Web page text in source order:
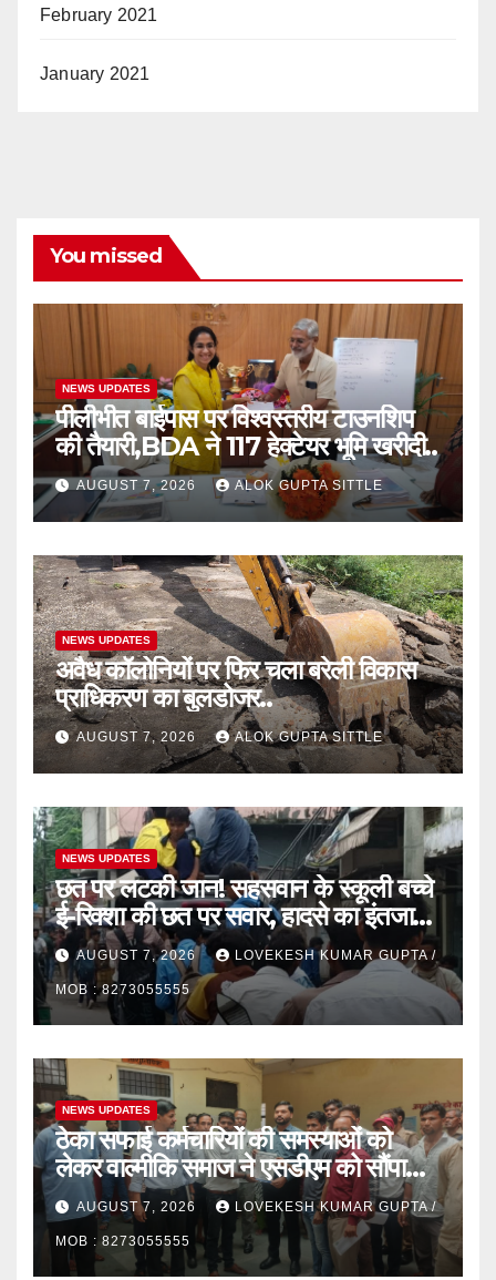
February 2021
January 2021
You missed
NEWS UPDATES
पीलीभीत बाईपास पर विश्वस्तरीय टाउनशिप
की तैयारी,BDA ने 117 हेक्टेयर भूमि खरीदी..
AUGUST 7, 2026 ALOK GUPTA SITTLE
NEWS UPDATES
अवैध कॉलोनियों पर फिर चला बरेली विकास
प्राधिकरण का बुलडोजर..
AUGUST 7, 2026 ALOK GUPTA SITTLE
NEWS UPDATES
छत पर लटकी जान! सहसवान के स्कूली बच्चे
ई-रिक्शा की छत पर सवार, हादसे का इंतजार
कर रहा प्रशासन”
AUGUST 7, 2026 LOVEKESH KUMAR GUPTA /
MOB : 8273055555
NEWS UPDATES
ठेका सफाई कर्मचारियों की समस्याओं को
लेकर वाल्मीकि समाज ने एसडीएम को सौंपा
ज्ञापन
AUGUST 7, 2026 LOVEKESH KUMAR GUPTA /
MOB : 8273055555